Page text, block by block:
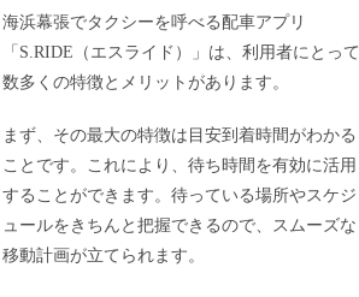
海浜幕張でタクシーを呼べる配車アプリ
「S.RIDE（エスライド）」は、利用者にとって
数多くの特徴とメリットがあります。
まず、その最大の特徴は目安到着時間がわかる
ことです。これにより、待ち時間を有効に活用
することができます。待っている場所やスケジ
ュールをきちんと把握できるので、スムーズな
移動計画が立てられます。